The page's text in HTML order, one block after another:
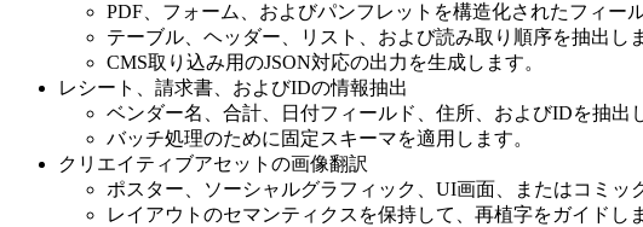
PDF、フォーム、およびパンフレットを構造化されたフィー
テーブル、ヘッダー、リスト、および読み取り順序を抽出し
CMS取り込み用のJSON対応の出力を生成します。
レシート、請求書、およびIDの情報抽出
ベンダー名、合計、日付フィールド、住所、およびIDを抽出
バッチ処理のために固定スキーマを適用します。
クリエイティブアセットの画像翻訳
ポスター、ソーシャルグラフィック、UI画面、またはコミッ
レイアウトのセマンティクスを保持して、再植字をガイドし